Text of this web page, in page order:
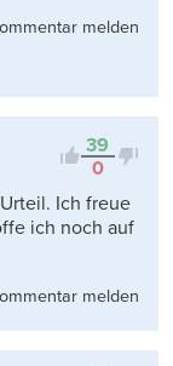
melden
39
0
Ich freue
ich noch auf
melden